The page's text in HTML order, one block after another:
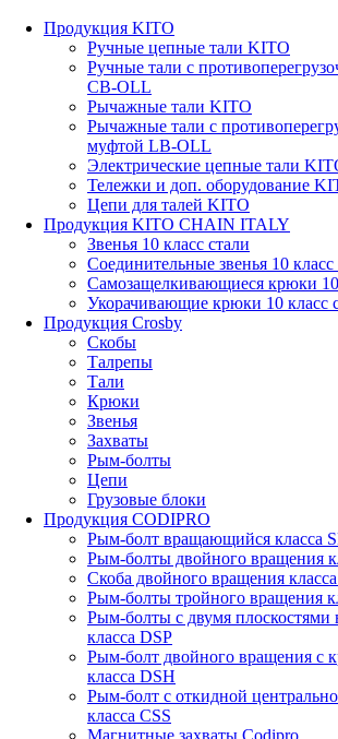
Продукция KITO
Ручные цепные тали KITO
Ручные тали с
СВ-OLL
Рычажные тали KITO
Рычажные тали с
муфтой LB-OLL
Электрические цепные тали
Тележки и доп. оборудование
Цепи для талей KITO
Продукция KITO CHAIN ITALY
Звенья 10 класс стали
Соединительные звенья 10 класс
Самозащелкивающиеся крюки 10
Укорачивающие крюки 10 класс
Продукция Crosby
Скобы
Талрепы
Тали
Крюки
Звенья
Захваты
Рым-болты
Цепи
Грузовые блоки
Продукция CODIPRO
Рым-болт вращающийся класса
Рым-болты двойного вращения
Скоба двойного вращения
Рым-болты тройного вращения
Рым-болты с двумя плоскостями
класса DSP
Рым-болт двойного вращения с
класса DSH
Рым-болт с откидной
класса CSS
Магнитные захваты Codipro